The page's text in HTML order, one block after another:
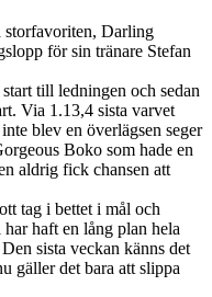
storfavoriten, Darling
för sin tränare Stefan
till ledningen och sedan
Via 1.13,4 sista varvet
blev en överlägsen seger
Boko som hade en
aldrig fick chansen att
tag i bettet i mål och
haft en lång plan hela
sista veckan känns det
gäller det bara att slippa